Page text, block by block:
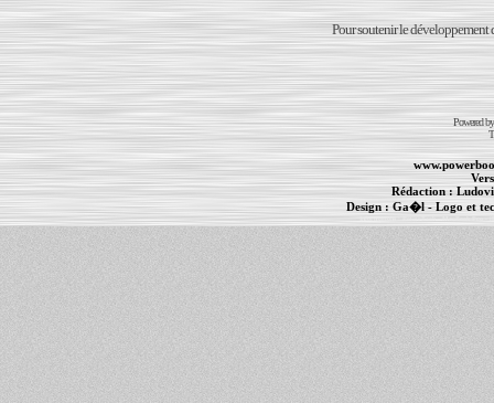
Pour soutenir le développement
Powered
Rédaction :
Design : Ga�l- Logo et